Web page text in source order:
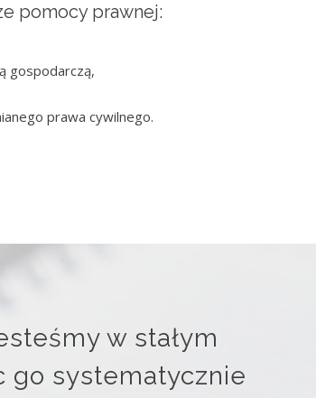
pomocy prawnej:
gospodarczą,
prawa cywilnego.
w stałym
go systematycznie